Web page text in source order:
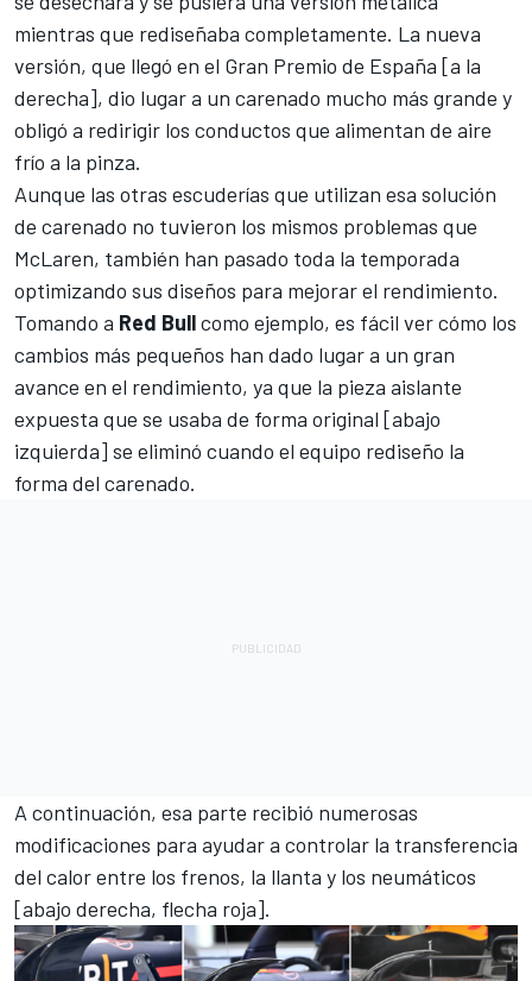
mientras que rediseñaba completamente. La nueva
versión, que llegó en el Gran Premio de España [a la
derecha], dio lugar a un carenado mucho más grande y
obligó a redirigir los conductos que alimentan de aire
frío a la pinza.
Aunque las otras escuderías que utilizan esa solución
de carenado no tuvieron los mismos problemas que
McLaren, también han pasado toda la temporada
optimizando sus diseños para mejorar el rendimiento.
Tomando a Red Bullcomo ejemplo, es fácil ver cómo los
cambios más pequeños han dado lugar a un gran
avance en el rendimiento, ya que la pieza aislante
expuesta que se usaba de forma original [abajo
izquierda] se eliminó cuando el equipo rediseño la
forma del carenado.
A continuación, esa parte recibió numerosas
modificaciones para ayudar a controlar la transferencia
del calor entre los frenos, la llanta y los neumáticos
[abajo derecha, flecha roja].